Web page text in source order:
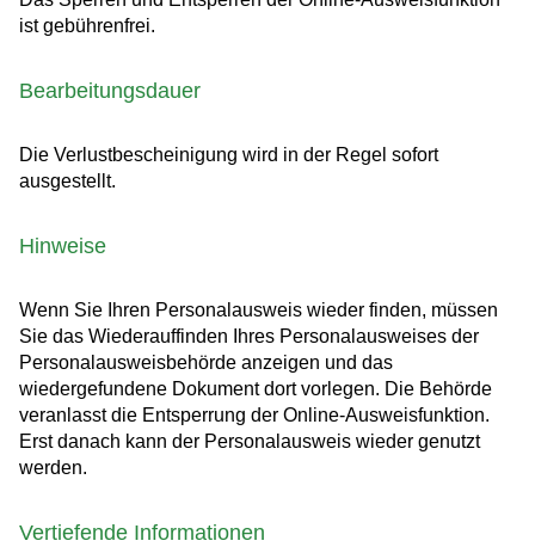
ist gebührenfrei.
Bearbeitungsdauer
Die Verlustbescheinigung wird in der Regel sofort
ausgestellt.
Hinweise
Wenn Sie Ihren Personalausweis wieder finden, müssen
Sie das Wiederauffinden Ihres Personalausweises der
Personalausweisbehörde anzeigen und das
wiedergefundene Dokument dort vorlegen. Die Behörde
veranlasstdie Entsperrung der Online-Ausweisfunktion.
Erst danach kann der Personalausweis wieder genutzt
werden.
Vertiefende Informationen